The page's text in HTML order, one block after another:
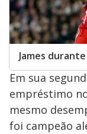
James
Em sua
empréstimo
mesmo
foi campeão